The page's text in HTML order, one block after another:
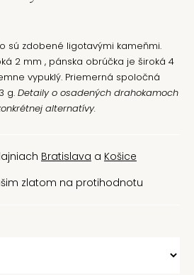
sú zdobené ligotavými kameňmi.
2 mm , pánska obrúčka je široká 4
vypuklý. Priemerná spoločná
g. Detaily o osadených drahokamoch
alternatívy.
Bratislava a Košice
zlatom na protihodnotu